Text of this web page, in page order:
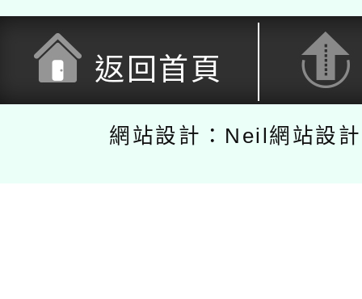
返回首頁
網站設計：Neil網站設